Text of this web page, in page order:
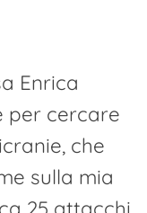
Enrica
per cercare
che
sulla mia